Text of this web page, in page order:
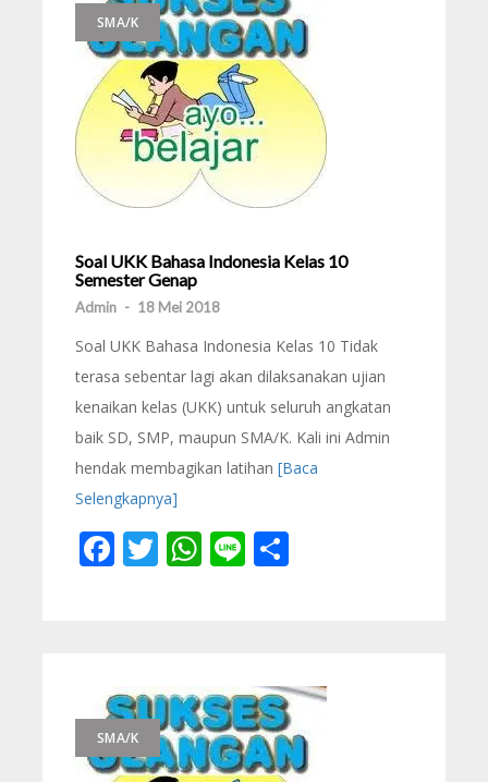
SMA/K
Soal UKK Bahasa Indonesia Kelas 10
Semester Genap
Admin - 18 Mei 2018
Soal UKK Bahasa Indonesia Kelas 10 Tidak
terasa sebentar lagi akan dilaksanakan ujian
kenaikan kelas (UKK) untuk seluruh angkatan
baik SD, SMP, maupun SMA/K. Kali ini Admin
hendak membagikan latihan [Baca
Selengkapnya]
Facebook
Twitter
WhatsApp
Line
SMA/K